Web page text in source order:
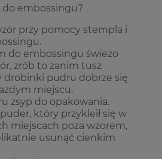
embossingu?
przy pomocy stempla i
do embossingu świeżo
zrób to zanim tusz
drobinki pudru dobrze się
miejscu.
zsyp do opakowania.
który przykleił się w
miejscach poza wzorem,
usunąć cienkim